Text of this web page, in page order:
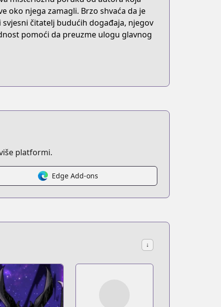
oko njega zamagli. Brzo shvaća da je
čitatelj budućih događaja, njegov
pomoći da preuzme ulogu glavnog
platformi.
Edge Add-ons
↓